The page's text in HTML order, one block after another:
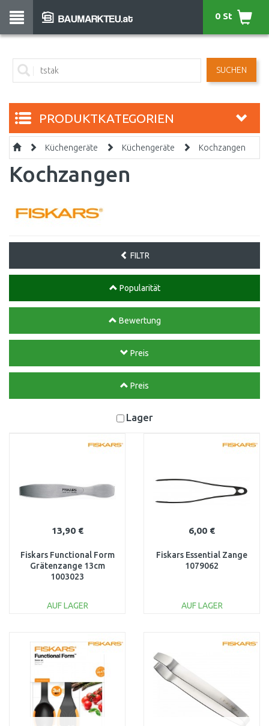
SUCHEN
0 St
PRODUKTKATEGORIEN
Küchengeräte Küchengeräte Kochzangen
Kochzangen
FILTR
Popularität
Bewertung
Preis
Preis
Lager
13,90 €
Fiskars Functional Form
Grätenzange 13cm
1003023
AUF LAGER
Vergleichen
6,00 €
Fiskars Essential Zange
1079062
AUF LAGER